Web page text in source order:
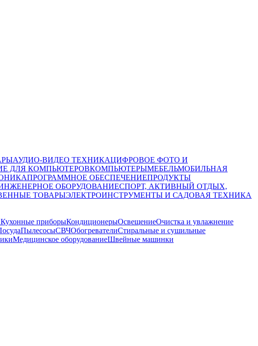
АУДИО-ВИДЕО ТЕХНИКАЦИФРОВОЕ ФОТО И
ДЛЯ КОМПЬЮТЕРОВКОМПЬЮТЕРЫМЕБЕЛЬМОБИЛЬНАЯ
ПРОГРАММНОЕ ОБЕСПЕЧЕНИЕПРОДУКТЫ
ОБОРУДОВАНИЕСПОРТ, АКТИВНЫЙ ОТДЫХ,
ТОВАРЫЭЛЕКТРОИНСТРУМЕНТЫ И САДОВАЯ ТЕХНИКА
Кухонные приборыКондиционерыОсвещениеОчистка и увлажнение
ПылесосыСВЧОбогревателиСтиральные и сушильные
Медицинское оборудованиеШвейные машинки